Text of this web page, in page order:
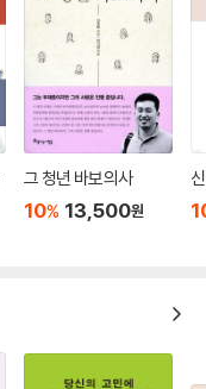
그 청년 바보의사
10% 13,500원